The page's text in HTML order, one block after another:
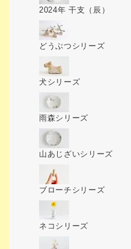
2024年 干支（辰）
どうぶつシリーズ
犬シリーズ
雨森シリーズ
山あじざいシリーズ
ブローチシリーズ
ネコシリーズ